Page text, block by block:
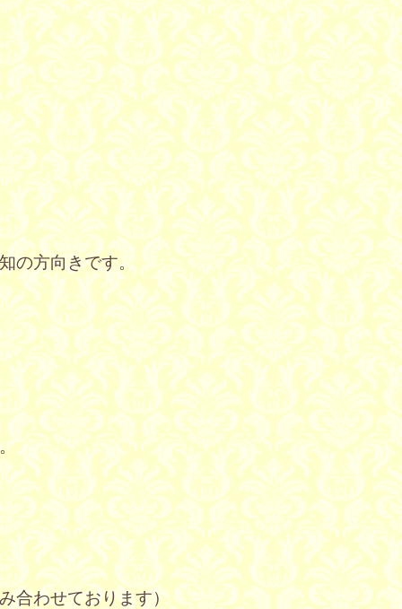
の方向きです。
合わせております）